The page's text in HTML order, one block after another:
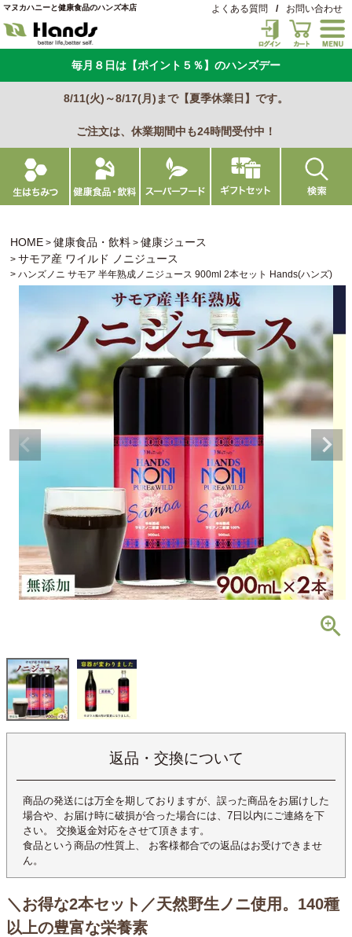
マヌカハニーと健康食品のハンズ本店 よくある質問 / お問い合わせ
毎月８日は【ポイント５％】のハンズデー
8/11(火)～8/17(月)まで【夏季休業日】です。
ご注文は、休業期間中も24時間受付中！
HOME 健康食品・飲料
健康ジュース
サモア産 ワイルド ノニジュース
ハンズノニ サモア 半年熟成ノニジュース 900ml 2本セット Hands(ハンズ)
返品・交換について
商品の発送には万全を期しておりますが、誤った商品をお届けした
場合や、お届け時に破損が合った場合には、7日以内にご連絡を下
さい。 交換返金対応をさせて頂きます。
食品という商品の性質上、 お客様都合での返品はお受けできませ
ん。
＼お得な2本セット／天然野生ノニ使用。140種
以上の豊富な栄養素